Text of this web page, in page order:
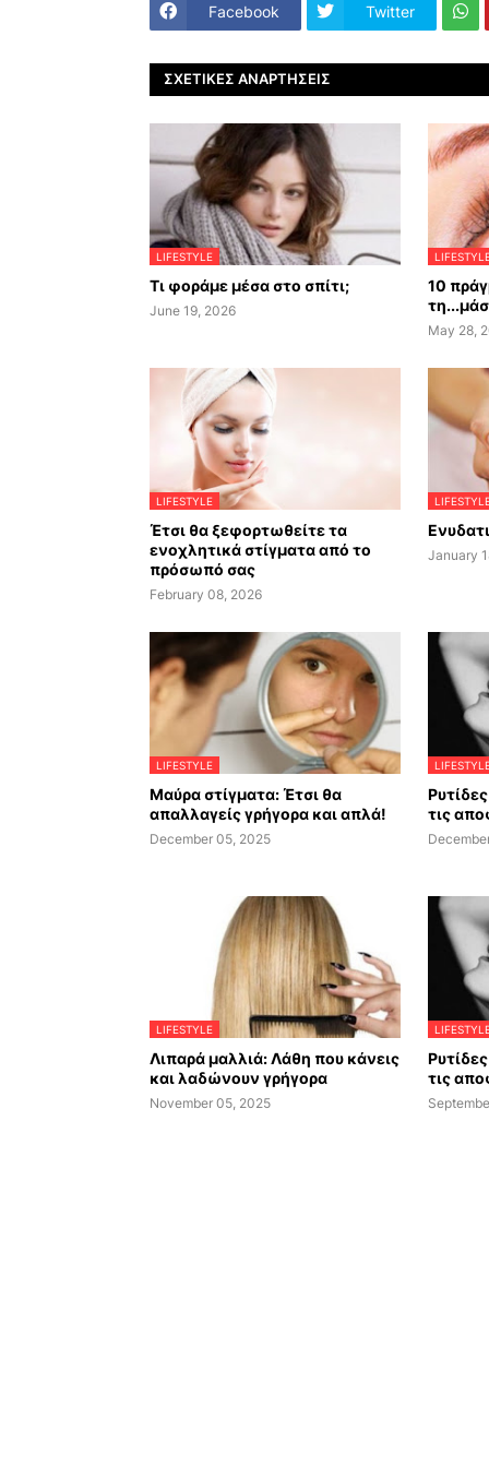
Facebook Twitter
ΣΧΕΤΙΚΈΣ ΑΝΑΡΤΉΣΕΙΣ
LIFESTYLE
Τι φοράμε μέσα στο σπίτι;
June 19, 2026
10
May 28,
LIFESTYLE
Έτσι θα ξεφορτωθείτε τα
ενοχλητικά στίγματα από το
πρόσωπό σας
February 08, 2026
January
LIFESTYLE
Μαύρα στίγματα: Έτσι θα
απαλλαγείς γρήγορα και απλά!
December 05, 2025
τις
LIFESTYLE
Λιπαρά μαλλιά: Λάθη που κάνεις
και λαδώνουν γρήγορα
November 05, 2025
τις